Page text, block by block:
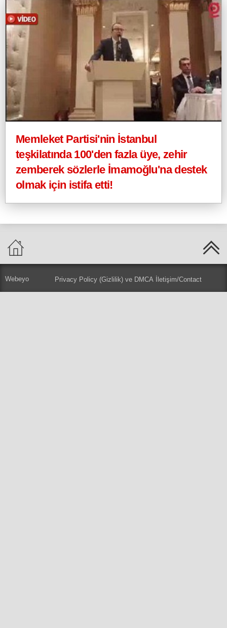
Memleket Partisi'nin İstanbul
teşkilatında 100'den fazla üye, zehir
zemberek sözlerle İmamoğlu'na destek
olmak için istifa etti!
Webeyo Privacy Policy (Gizlilik) ve DMCA İletişim/Contact